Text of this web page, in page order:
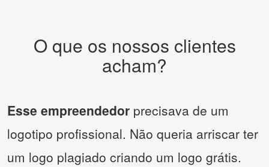
O que os nossos clientes
acham?
Esse empreendedor precisava de um
logotipo profissional. Não queria arriscar ter
um logo plagiado criando um logo grátis.